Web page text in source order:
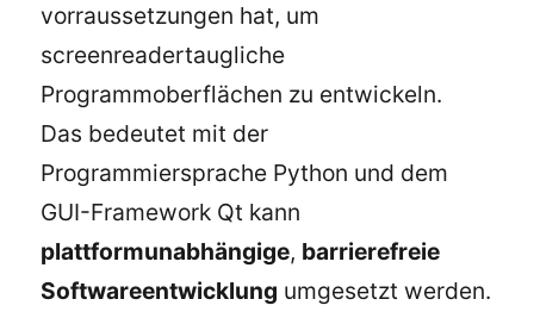
vorraussetzungen hat, um
screenreadertaugliche
Programmoberflächen zu entwickeln.
Das bedeutet mit der
Programmiersprache Python und dem
GUI-Framework Qt kann
plattformunabhängige, barrierefreie
Softwareentwicklung umgesetzt werden.